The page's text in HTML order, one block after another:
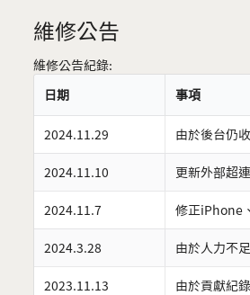
維修公告
維修公告紀錄:
日期
事項
2024.11.29 由於後台仍
2024.11.10 更新外部超
2024.11.7 修正iPhone
2024.3.28 由於人力不
2023.11.13 由於貢獻紀